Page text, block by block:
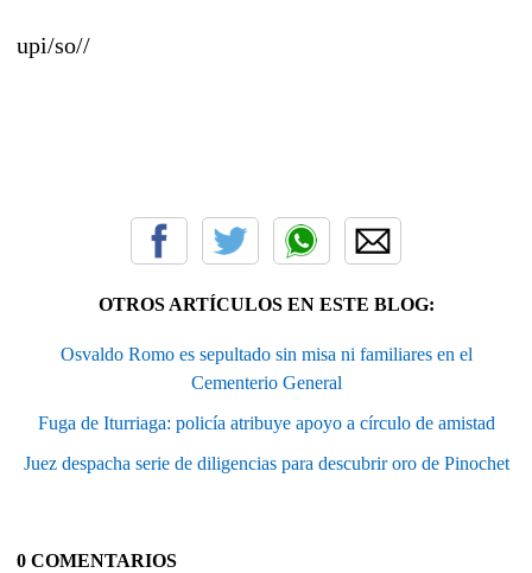
upi/so//
OTROS ARTÍCULOS EN ESTE BLOG:
Osvaldo Romo es sepultado sin misa ni familiares en el
Cementerio General
Fuga de Iturriaga: policía atribuye apoyo a círculo de amistad
Juez despacha serie de diligencias para descubrir oro de Pinochet
0 COMENTARIOS